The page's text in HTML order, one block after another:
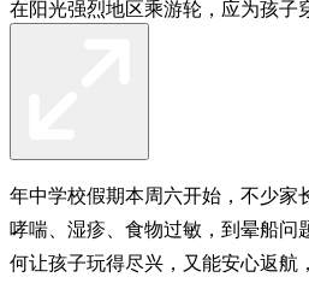
在阳光强烈地区乘游轮，应为孩子
年中学校假期本周六开始，不少家
哮喘、湿疹、食物过敏，到晕船
何让孩子玩得尽兴，又能安心返航